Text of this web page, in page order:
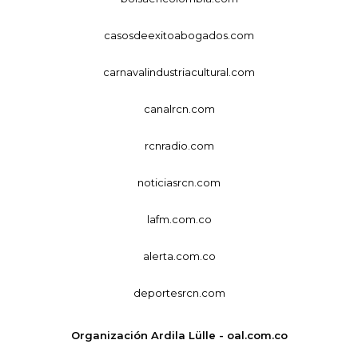
casosdeexitoabogados.com
carnavalindustriacultural.com
canalrcn.com
rcnradio.com
noticiasrcn.com
lafm.com.co
alerta.com.co
deportesrcn.com
Organización Ardila Lülle - oal.com.co